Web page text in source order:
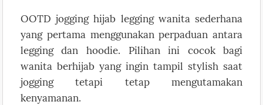
OOTD jogging hijab legging wanita sederhana
yang pertama menggunakan perpaduan antara
legging dan hoodie. Pilihan ini cocok bagi
wanita berhijab yang ingin tampil stylish saat
jogging tetapi tetap mengutamakan
kenyamanan.